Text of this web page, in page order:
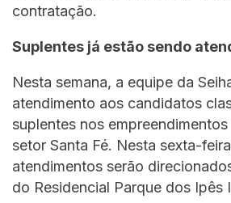
contratação.
Suplentes já estão sendo
Nesta semana, a equipe da
atendimento aos candidatos
suplentes nos
setor Santa Fé. Nesta sexta-
atendimentos serão
do Residencial Parque dos Ipês